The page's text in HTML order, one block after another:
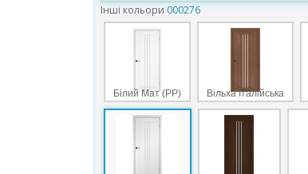
Інші кольори 000276
Білий Мат (PP) Вільха Італійська